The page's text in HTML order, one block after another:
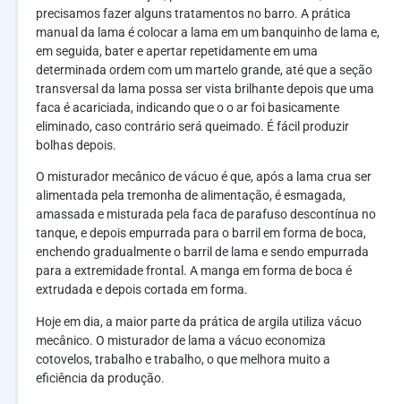
precisamos fazer alguns tratamentos no barro. A prática
manual da lama é colocar a lama em um banquinho de lama e,
em seguida, bater e apertar repetidamente em uma
determinada ordem com um martelo grande, até que a seção
transversal da lama possa ser vista brilhante depois que uma
faca é acariciada, indicando que o o ar foi basicamente
eliminado, caso contrário será queimado. É fácil produzir
bolhas depois.
O misturador mecânico de vácuo é que, após a lama crua ser
alimentada pela tremonha de alimentação, é esmagada,
amassada e misturada pela faca de parafuso descontínua no
tanque, e depois empurrada para o barril em forma de boca,
enchendo gradualmente o barril de lama e sendo empurrada
para a extremidade frontal. A manga em forma de boca é
extrudada e depois cortada em forma.
Hoje em dia, a maior parte da prática de argila utiliza vácuo
mecânico. O misturador de lama a vácuo economiza
cotovelos, trabalho e trabalho, o que melhora muito a
eficiência da produção.